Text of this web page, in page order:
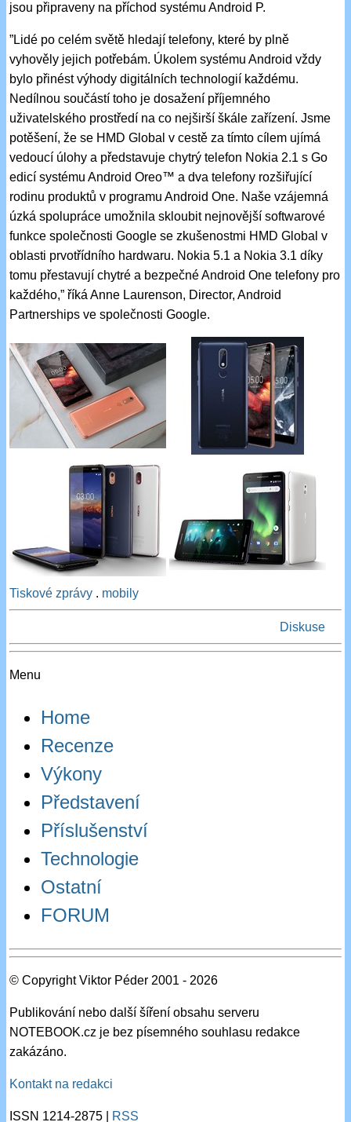
jsou připraveny na příchod systému Android P.
”Lidé po celém světě hledají telefony, které by plně
vyhověly jejich potřebám. Úkolem systému Android vždy
bylo přinést výhody digitálních technologií každému.
Nedílnou součástí toho je dosažení příjemného
uživatelského prostředí na co nejširší škále zařízení. Jsme
potěšení, že se HMD Global v cestě za tímto cílem ujímá
vedoucí úlohy a představuje chytrý telefon Nokia 2.1 s Go
edicí systému Android Oreo™ a dva telefony rozšiřující
rodinu produktů v programu Android One. Naše vzájemná
úzká spolupráce umožnila skloubit nejnovější softwarové
funkce společnosti Google se zkušenostmi HMD Global v
oblasti prvotřídního hardwaru. Nokia 5.1 a Nokia 3.1 díky
tomu přestavují chytré a bezpečné Android One telefony pro
každého,” říká Anne Laurenson, Director, Android
Partnerships ve společnosti Google.
Tiskové zprávy . mobily
Diskuse
Menu
Home
Recenze
Výkony
Představení
Příslušenství
Technologie
Ostatní
FORUM
© Copyright Viktor Péder 2001 - 2026
Publikování nebo další šíření obsahu serveru
NOTEBOOK.cz je bez písemného souhlasu redakce
zakázáno.
Kontakt na redakci
ISSN 1214-2875 | RSS